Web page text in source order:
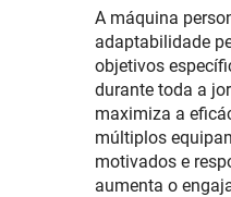
A máquina
adaptabilidade
objetivos
durante toda a
maximiza a
múltiplos
motivados e
aumenta o